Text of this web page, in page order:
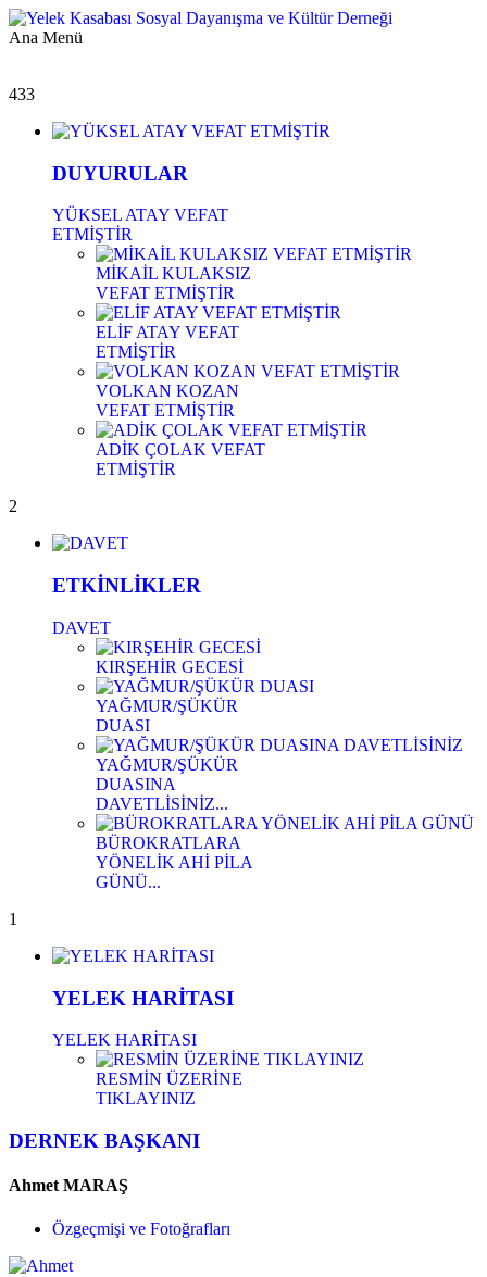
Ana Menü
433
DUYURULAR
YÜKSEL ATAY VEFAT
ETMİŞTİR
MİKAİL KULAKSIZ
VEFAT ETMİŞTİR
ELİF ATAY VEFAT
ETMİŞTİR
VOLKAN KOZAN
VEFAT ETMİŞTİR
ADİK ÇOLAK VEFAT
ETMİŞTİR
2
ETKİNLİKLER
DAVET
KIRŞEHİR GECESİ
YAĞMUR/ŞÜKÜR
DUASI
YAĞMUR/ŞÜKÜR
DUASINA
DAVETLİSİNİZ...
BÜROKRATLARA
YÖNELİK AHİ PİLA
GÜNÜ...
1
YELEK HARİTASI
YELEK HARİTASI
RESMİN ÜZERİNE
TIKLAYINIZ
DERNEK BAŞKANI
Ahmet MARAŞ
Özgeçmişi ve Fotoğrafları